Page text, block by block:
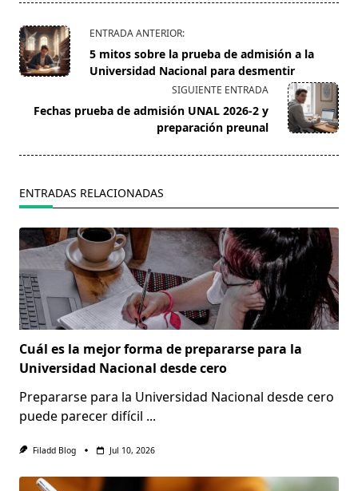
<span
class="nav-
subtitle
reader-
ENTRADA ANTERIOR:
5 mitos sobre la prueba de admisión a la
Universidad Nacional para desmentir
SIGUIENTE ENTRADA
Fechas prueba de admisión UNAL 2026-2 y
preparación preunal
ENTRADAS RELACIONADAS
Cuál es la mejor forma de prepararse para la
Universidad Nacional desde cero
Prepararse para la Universidad Nacional desde cero
puede parecer difícil ...
Filadd Blog Jul 10, 2026